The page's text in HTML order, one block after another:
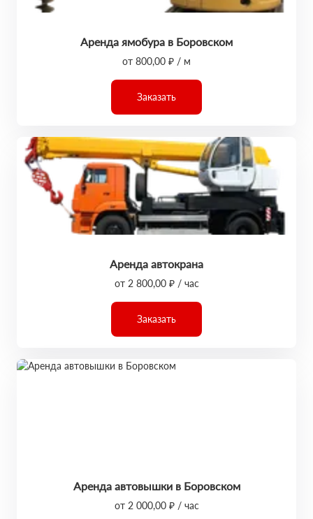
Аренда ямобура в Боровском
от 800,00 ₽ / м
Заказать
Аренда автокрана
от 2 800,00 ₽ / час
Заказать
Аренда автовышки в Боровском
от 2 000,00 ₽ / час